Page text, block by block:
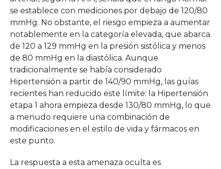
se establece con mediciones por debajo de 120/80
mmHg. No obstante, el riesgo empieza a aumentar
notablemente en la categoría elevada, que abarca
de 120 a 129 mmHg en la presión sistólica y menos
de 80 mmHg en la diastólica. Aunque
tradicionalmente se había considerado
Hipertensión a partir de 140/90 mmHg, las guías
recientes han reducido este límite: la Hipertensión
etapa 1 ahora empieza desde 130/80 mmHg, lo que
a menudo requiere una combinación de
modificaciones en el estilo de vida y fármacos en
este punto.
La respuesta a esta amenaza oculta es